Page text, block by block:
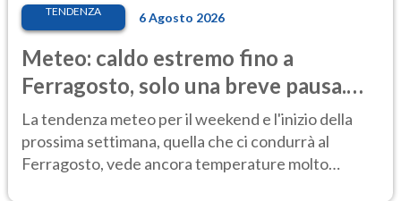
TENDENZA 6 Agosto 2026
Meteo: caldo estremo fino a
Ferragosto, solo una breve pausa.
Ecco dove
La tendenza meteo per il weekend e l'inizio della
prossima settimana, quella che ci condurrà al
Ferragosto, vede ancora temperature molto